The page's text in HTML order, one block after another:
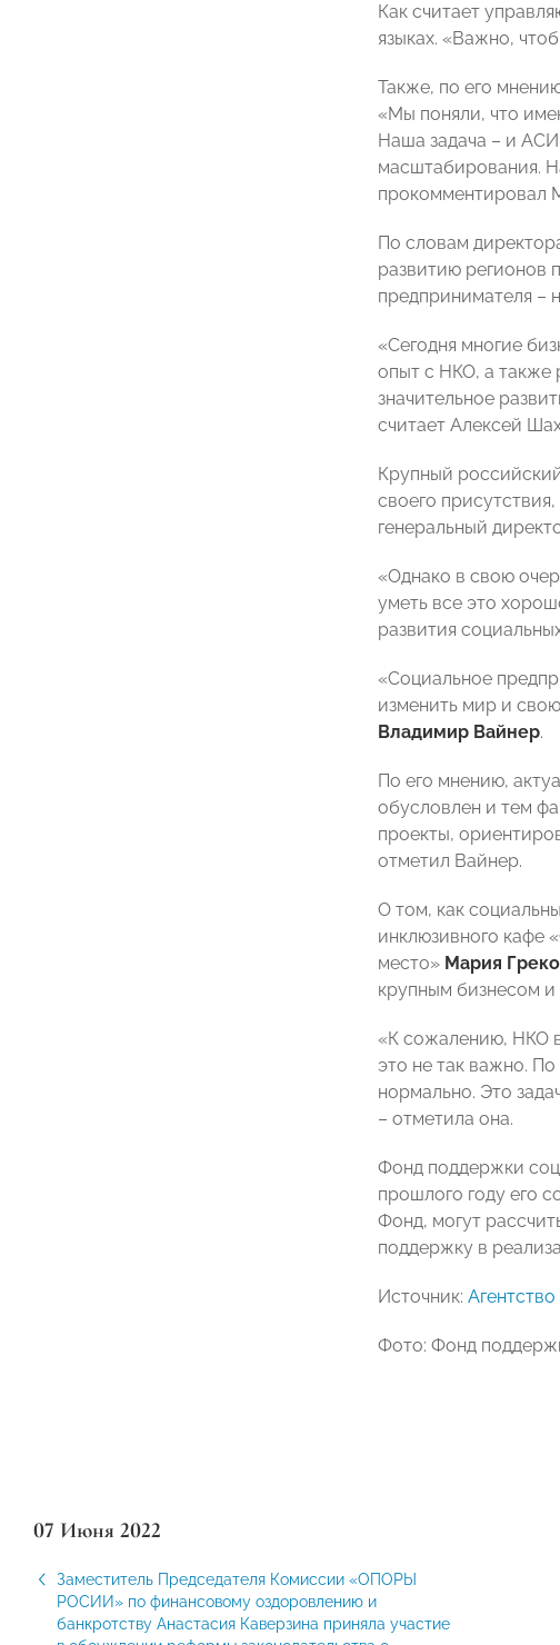
Как считает
языках. «Важно,
Также, по его
«Мы поняли, что
Наша задача – и
масштабирования.
прокомментировал
По словам
развитию регионов
предпринимателя –
«Сегодня многие
опыт с НКО, а также
значительное
считает Алексей
Крупный
своего
генеральный
«Однако в свою
уметь все это
развития
«Социальное
изменить мир и
Владимир Вайнер.
По его мнению,
обусловлен и тем
проекты,
отметил Вайнер.
О том, как
инклюзивного кафе
место» Мария
крупным бизнесом
«К сожалению, НКО
это не так важно.
нормально. Это
– отметила она.
Фонд поддержки
прошлого году его
Фонд, могут
поддержку в
Источник:
Фото: Фонд
07 Июня 2022
Заместитель Председателя Комиссии «ОПОРЫ
РОСИИ» по финансовому оздоровлению и
банкротству Анастасия Каверзина приняла участие